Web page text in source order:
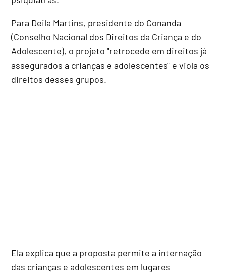
Para Deila Martins, presidente do Conanda
(Conselho Nacional dos Direitos da Criança e do
Adolescente), o projeto "retrocede em direitos já
assegurados a crianças e adolescentes" e viola os
direitos desses grupos.
Ela explica que a proposta permite a internação
das crianças e adolescentes em lugares